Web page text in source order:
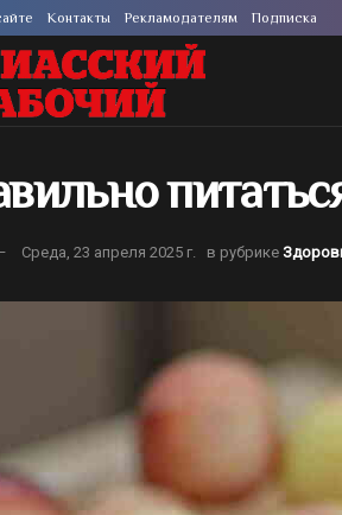
Контакты Рекламодателям Подписка
Среда, 23 апреля 2025 г. в рубрике